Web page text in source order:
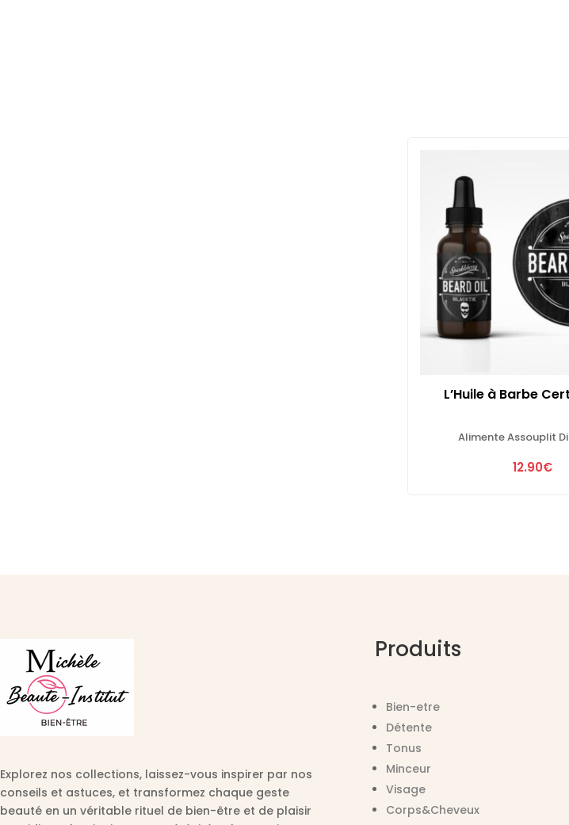
L’Huile à Barbe
Alimente Assouplit
12.90€
Explorez nos collections, laissez-vous inspirer par nos
conseils et astuces, et transformez chaque geste
beauté en un véritable rituel de bien-être et de plaisir
Produits
Bien-etre
Détente
Tonus
Minceur
Visage
Corps&Cheveux